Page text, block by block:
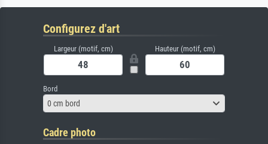
Configurez d'art
Largeur (motif, cm) Hauteur (motif, cm)
Bord
0 cm bord
Cadre photo